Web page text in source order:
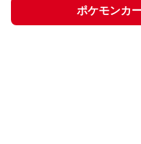
ポケモンカ